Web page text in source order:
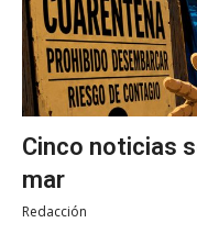
Cinco noticias
mar
Redacción